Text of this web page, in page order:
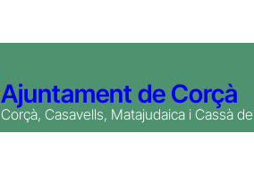
Ajuntament de Corçà
Corçà, Casavells, Matajudaica i Cassà